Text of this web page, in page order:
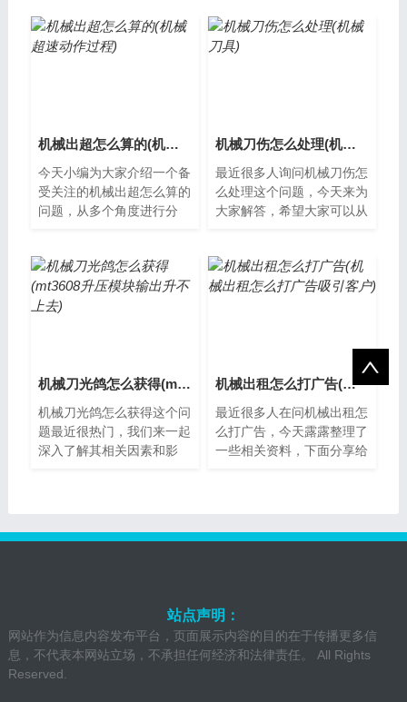
械的普及和...
创伤后，因为...
机械出超怎么算的(机械超速动作过程)
今天小编为大家介绍一个备
受关注的机械出超怎么算的
问题，从多个角度进行分
超是指在机械设...
机械刀伤怎么处理(机械刀具)
最近很多人询问机械刀伤怎
么处理这个问题，今天来为
大家解答，希望大家可以从
由于机械性...
机械刀光鸽怎么获得(mt3608升压模块输出升不上去)
机械刀光鸽怎么获得这个问
题最近很热门，我们来一起
深入了解其相关因素和影
机械出租怎么打广告(机械出租怎么打广告吸引客户)
最近很多人在问机械出租怎
么打广告，今天露露整理了
一些相关资料，下面分享给
站点声明：
网站作为信息内容发布平台，页面展示内容的目的在于传播更多信
息，不代表本网站立场，不承担任何经济和法律责任。 All Rights
Reserved.